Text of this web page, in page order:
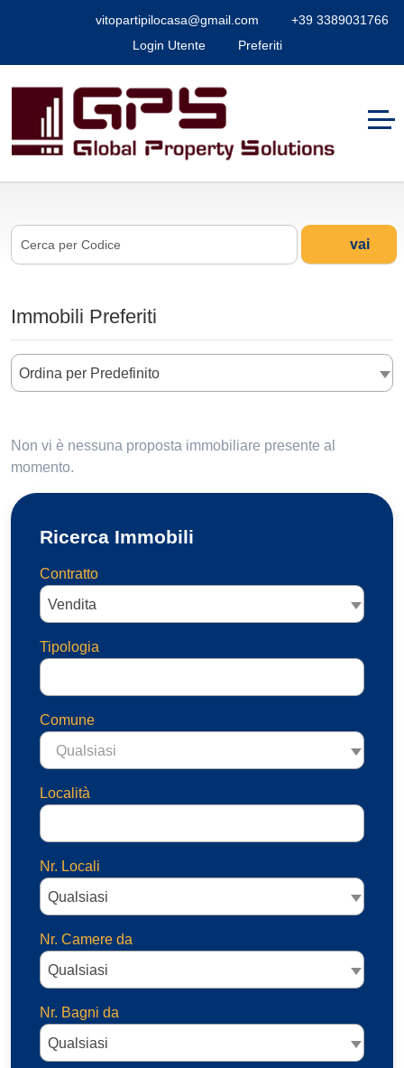
vitopartipilocasa@gmail.com
+39 3389031766
Login Utente
Preferiti
vai
Immobili Preferiti
Ordina per Predefinito
Non vi è nessuna proposta immobiliare presente al
momento.
Ricerca Immobili
Contratto
Vendita
Tipologia
Comune
Qualsiasi
Località
Nr. Locali
Qualsiasi
Nr. Camere da
Qualsiasi
Nr. Bagni da
Qualsiasi